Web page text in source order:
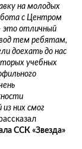
на молодых
с Центром
это отличный
тем ребятам,
доехать до нас
учебных
них смог
ССК «Звезда»